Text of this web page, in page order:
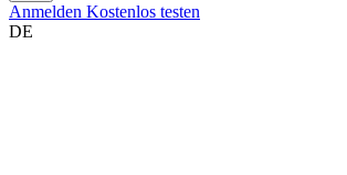
Anmelden Kostenlos testen
DE